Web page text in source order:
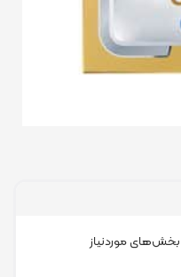
بخش‌های موردنیاز